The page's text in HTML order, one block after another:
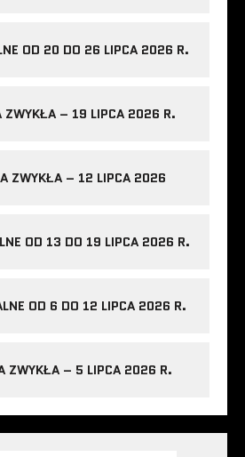
OD 20 DO 26 LIPCA 2026 R.
ZWYKŁA – 19 LIPCA 2026 R.
ZWYKŁA – 12 LIPCA 2026
OD 13 DO 19 LIPCA 2026 R.
OD 6 DO 12 LIPCA 2026 R.
ZWYKŁA – 5 LIPCA 2026 R.